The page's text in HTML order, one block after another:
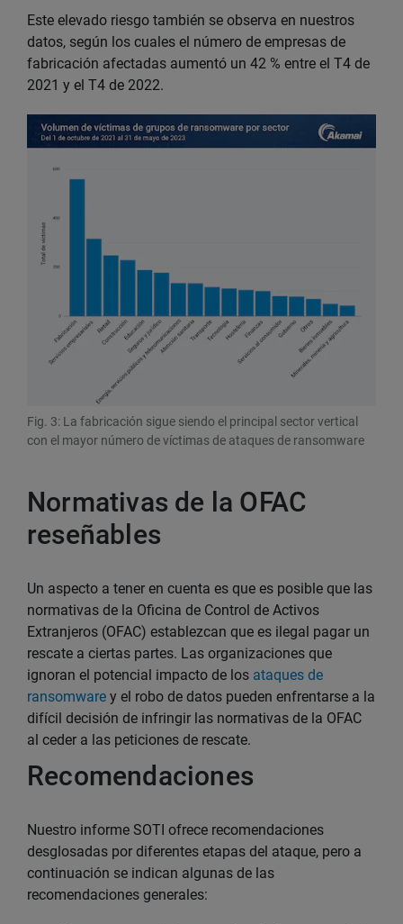
Este elevado riesgo también se observa en nuestros
datos, según los cuales el número de empresas de
fabricación afectadas aumentó un 42 % entre el T4 de
2021 y el T4 de 2022.
Fig. 3: La fabricación sigue siendo el principal sector vertical
con el mayor número de víctimas de ataques de ransomware
Normativas de la OFAC
reseñables
Un aspecto a tener en cuenta es que es posible que las
normativas de la Oficina de Control de Activos
Extranjeros (OFAC) establezcan que es ilegal pagar un
rescate a ciertas partes. Las organizaciones que
ignoran el potencial impacto de los ataques de
ransomware y el robo de datos pueden enfrentarse a la
difícil decisión de infringir las normativas de la OFAC
al ceder a las peticiones de rescate.
Recomendaciones
Nuestro informe SOTI ofrece recomendaciones
desglosadas por diferentes etapas del ataque, pero a
continuación se indican algunas de las
recomendaciones generales: